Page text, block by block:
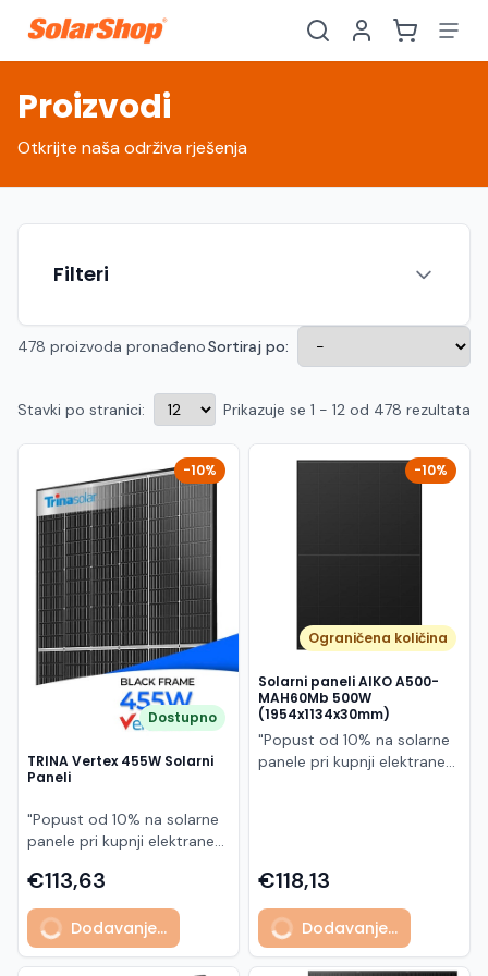
Hrvatski EN
Crnogorski
MK Македонски
Proizvodi
Otkrijte naša održiva rješenja
Filteri
478 proizvoda pronađenoSortiraj po:
Stavki po stranici: Prikazuje se 1 - 12 od 478 rezultata
-10%
Dostupno
TRINA Vertex 455W Solarni
Paneli
"Popust od 10% na solarne
panele pri kupnji elektrane
Model TSM-455NEG9R.28
predstavlja napredni
glass/glass N-type solarni
modul s visokom
učinkovitošću, dugim
€113,63
Dodavanje...
-10%
Ograničena količina
Solarni paneli AIKO A500-
MAH60Mb 500W
(1954x1134x30mm)
"Popust od 10% na solarne
panele pri kupnji elektrane
500 W iz Neostar 2S serije,
baziran na naprednoj N-
type ABC (All Back Contact)
tehnologiji. Ovaj panel je
namijenjen za moderne
€118,13
Dodavanje...